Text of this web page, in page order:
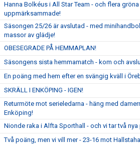
Hanna Bolkéus i All Star Team - och flera gröna
uppmärksammade!
Säsongen 25/26 är avslutad - med
massor av glädje!
OBESEGRADE PÅ HEMMAPLAN!
Säsongens sista hemmamatch - kom och
En poäng med hem efter en svängig kväll i
SKRÄLL I ENKÖPING - IGEN!
Returmöte mot serieledarna - häng med
Enköping!
Nionde raka i Alfta Sporthall - och vi tar två
Två poäng, men vi vill mer - 23-16 mot